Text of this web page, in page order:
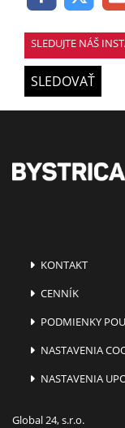
SLEDUJTE NÁŠ
SLEDOVAŤ
KONTAKT
CENNÍK
PODMIENKY
NASTAVENIA
NASTAVENIA
Global 24, s.r.o.